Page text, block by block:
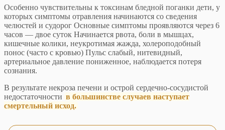
Особенно чувствительны к токсинам бледной поганки дети, у
которых симптомы отравления начинаются со сведения
челюстей и судорог Основные симптомы проявляются через 6
часов — двое суток Начинается рвота, боли в мышцах,
кишечные колики, неукротимая жажда, холероподобный
понос (часто с кровью) Пульс слабый, нитевидный,
артериальное давление пониженное, наблюдается потеря
сознания.
В результате некроза печени и острой сердечно-сосудистой
недостаточности в большинстве случаев наступает
смертельный исход.